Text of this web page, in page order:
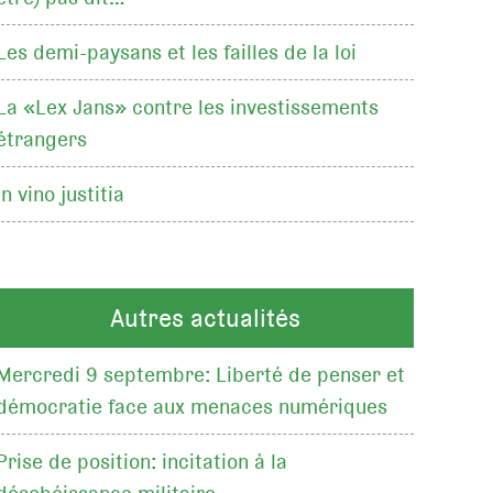
demi-paysans et les failles de la loi
«Lex Jans» contre les investissements
vino justitia
Autres actualités
9 septembre: Liberté de penser et
face aux menaces numériques
de position: incitation à la